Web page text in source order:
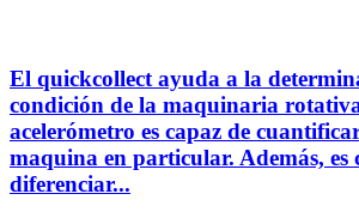
El quickcollect ayuda a la
condición de la maquinaria
acelerómetro es capaz de
maquina en particular. Además, es
diferenciar...